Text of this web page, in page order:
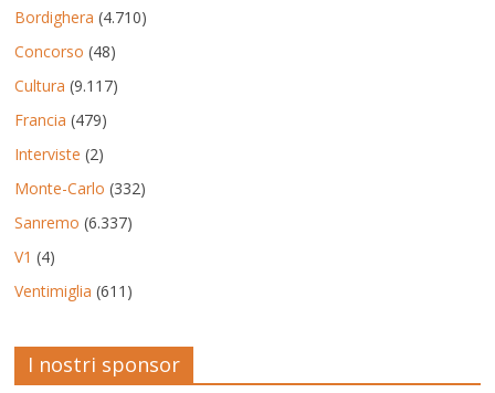
Bordighera (4.710)
Concorso (48)
Cultura (9.117)
Francia (479)
Interviste (2)
Monte-Carlo (332)
Sanremo (6.337)
V1 (4)
Ventimiglia (611)
I nostri sponsor